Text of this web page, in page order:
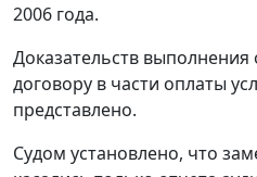
2006 года.
Доказательств выполнения
договору в части оплаты
представлено.
Судом установлено, что